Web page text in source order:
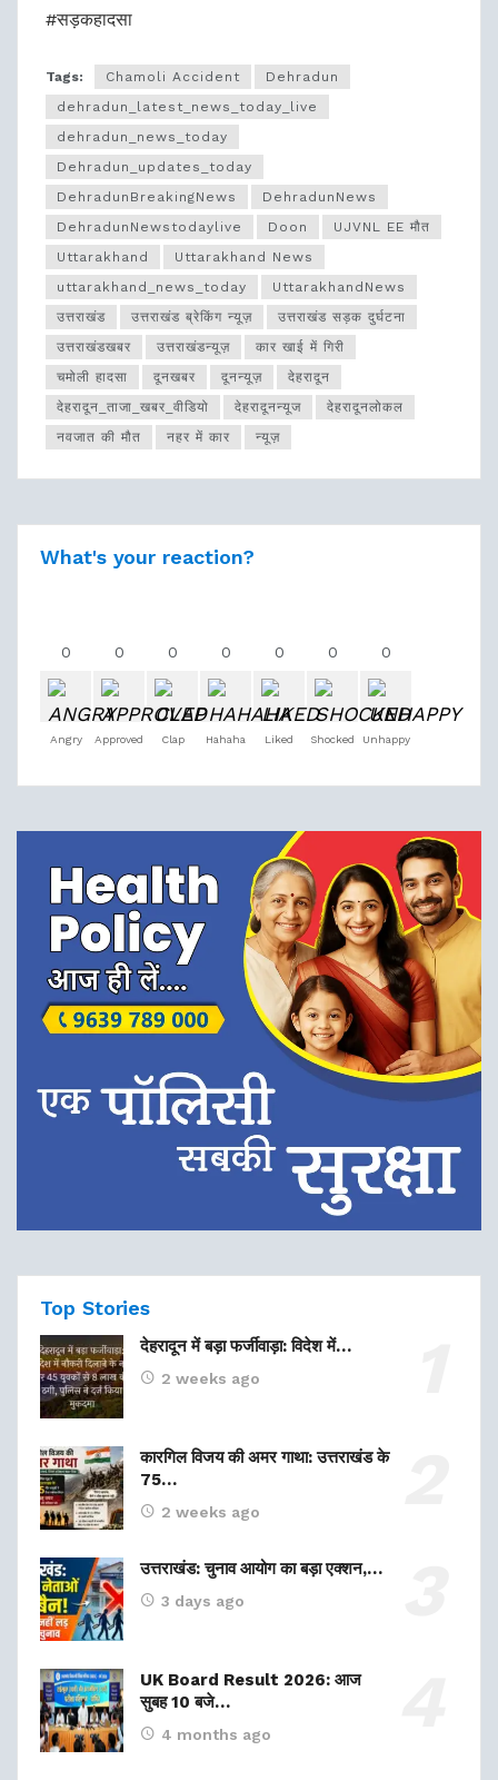
#सड़कहादसा
Tags: Chamoli Accident
Dehradun
dehradun_latest_news_today_live
dehradun_news_today
Dehradun_updates_today
DehradunBreakingNews
DehradunNews
DehradunNewstodaylive
Doon
UJVNL EE मौत
Uttarakhand
Uttarakhand News
uttarakhand_news_today
UttarakhandNews
उत्तराखंड
उत्तराखंड ब्रेकिंग न्यूज़
उत्तराखंड सड़क दुर्घटना
उत्तराखंडखबर
उत्तराखंडन्यूज़
कार खाई में गिरी
चमोली हादसा
दूनखबर दूनन्यूज़
देहरादून
देहरादून_ताजा_खबर_वीडियो
देहरादूनन्यूज
देहरादूनलोकल
नवजात की मौत
नहर में कार न्यूज़
What's your reaction?
0
Angry
0
Approved
0
Clap
0
Hahaha
0
Liked
0
Shocked
0
Unhappy
Top Stories
देहरादून में बड़ा फर्जीवाड़ा: विदेश में…
2 weeks ago
कारगिल विजय की अमर गाथा: उत्तराखंड के
75…
2 weeks ago
उत्तराखंड: चुनाव आयोग का बड़ा एक्शन,…
3 days ago
UK Board Result 2026: आज
सुबह 10 बजे…
4 months ago